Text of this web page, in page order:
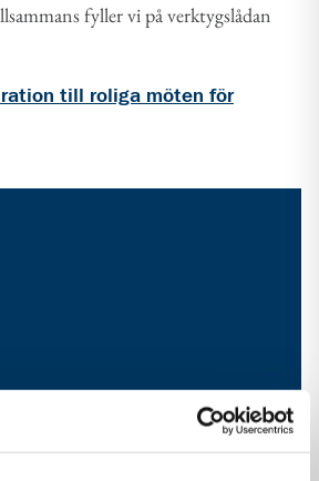
fyller vi på verktygslådan
till roliga möten för